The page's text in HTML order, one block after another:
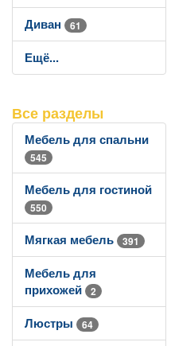
Диван 61
Ещё...
Все разделы
Мебель для спальни
545
Мебель для гостиной
550
Мягкая мебель 391
Мебель для
прихожей
2
Люстры 64